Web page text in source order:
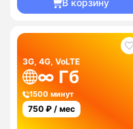
В корзину
3G, 4G, VoLTE
∞ Гб
1500 минут
750 ₽ / мес